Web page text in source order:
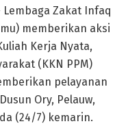
Lembaga Zakat Infaq
memberikan aksi
Kerja Nyata,
(KKN PPM)
pelayanan
Ory, Pelauw,
(24/7) kemarin.